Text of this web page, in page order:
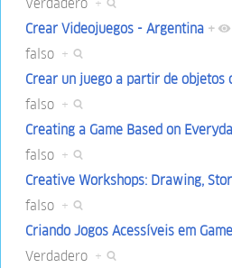
Crear Videojuegos - Argentina +
falso +
Crear un juego a partir de objetos
falso +
Creating a Game Based on
falso +
Creative Workshops: Drawing,
falso +
Criando Jogos Acessíveis em
Verdadero +